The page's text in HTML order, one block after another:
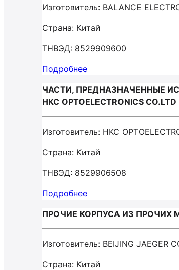
Изготовитель: BALANCE
Страна: Китай
ТНВЭД: 8529909600
Подробнее
ЧАСТИ, ПРЕДНАЗНАЧЕННЫЕ
HKC OPTOELECTRONICS CO.LTD
Изготовитель: HKC
Страна: Китай
ТНВЭД: 8529906508
Подробнее
ПРОЧИЕ КОРПУСА ИЗ ПРОЧИХ
Изготовитель: BEIJING JAEGER
Страна: Китай